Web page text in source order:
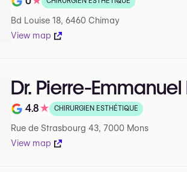
Note de 0 sur 5 sur Google
Bd Louise 18, 6460 Chimay
View map
Dr. Pierre-Emmanuel
Note de 4.8 sur 5 sur Google
4.8★ CHIRURGIEN ESTHÉTIQUE
Rue de Strasbourg 43, 7000 Mons
View map